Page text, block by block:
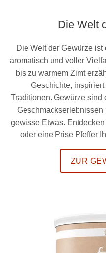
Die Welt
Die Welt der Gewürze ist
aromatisch und voller
bis zu warmem Zimt
Geschichte,
Traditionen. Gewürze sind
Geschmackserlebnissen
gewisse Etwas.
oder eine Prise Pfeffer
ZUR